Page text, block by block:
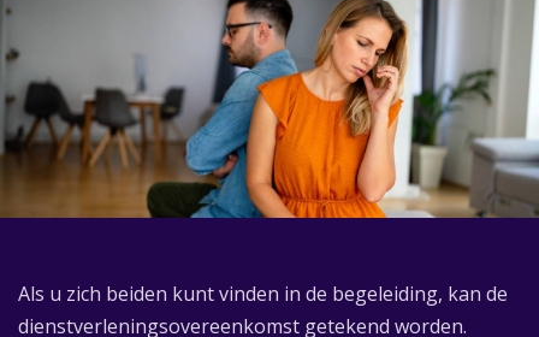
Als u zich beiden kunt vinden in de begeleiding, kan de
dienstverleningsovereenkomst getekend worden.